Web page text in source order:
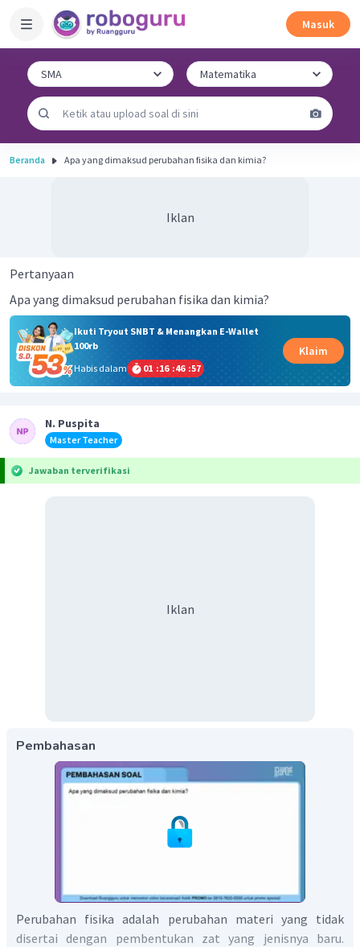
Masuk
Beranda Apa yang dimaksud perubahan fisika dan kimia?
Iklan
Pertanyaan
Apa yang dimaksud perubahan fisika dan kimia?
Ikuti Tryout SNBT & Menangkan E-Wallet
100rb
Habis dalam
01 :16 :46 :57
Klaim
N. Puspita
Master Teacher
Jawaban terverifikasi
Iklan
Pembahasan
Perubahan fisika adalah perubahan materi yang tidak
disertai dengan pembentukan zat yang jenisnya baru.